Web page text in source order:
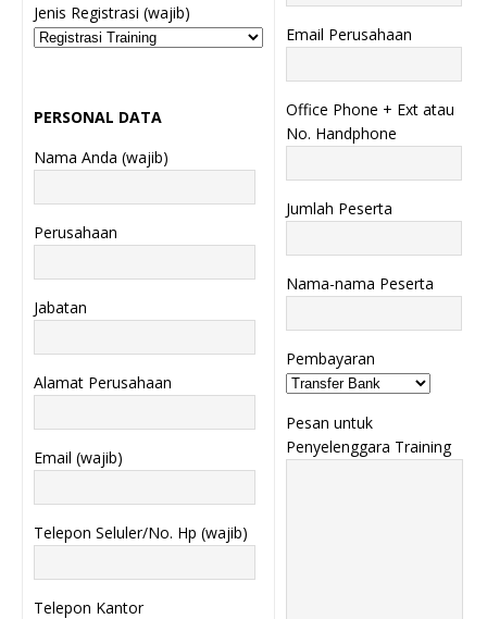
Jenis Registrasi (wajib)
PERSONAL DATA
Nama Anda (wajib)
Perusahaan
Jabatan
Alamat Perusahaan
Email (wajib)
Telepon Seluler/No. Hp (wajib)
Telepon Kantor
Email Perusahaan
Office Phone + Ext atau
No. Handphone
Jumlah Peserta
Nama-nama Peserta
Pembayaran
Pesan untuk
Penyelenggara Training